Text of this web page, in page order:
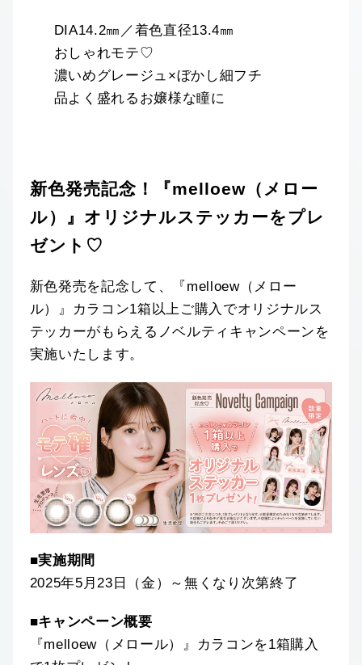
DIA14.2㎜／着色直径13.4㎜
おしゃれモテ♡
濃いめグレージュ×ぼかし細フチ
品よく盛れるお嬢様な瞳に
新色発売記念！『melloew（メロー
ル）』オリジナルステッカーをプレ
ゼント♡
新色発売を記念して、『melloew（メロー
ル）』カラコン1箱以上ご購入でオリジナルス
テッカーがもらえるノベルティキャンペーンを
実施いたします。
■実施期間
2025年5月23日（金）～無くなり次第終了
■キャンペーン概要
『melloew（メロール）』カラコンを1箱購入